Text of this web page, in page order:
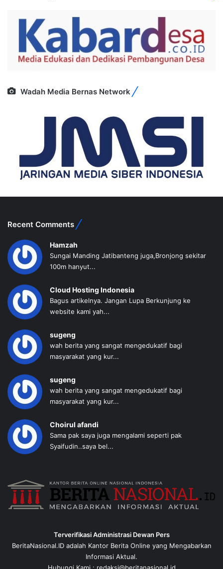
Wadah Media Bernas Network
Recent Comments
Hamzah
Sungai Manding Jatibanteng juga,Bronjong sekitar
100m hanyut...
Cloud Hosting Indonesia
Bagus artikelnya. Jangan Lupa Berkunjung ke
website kami yah...
sugeng
wah berita yang sangat mengedukatif bagi
masyarakat yang kur...
sugeng
wah berita yang sangat mengedukatif bagi
masyarakat yang kur...
Choirul afandi
Sama pak saya juga mengalami seperti pak
Syaifudin..saya bel...
Terverifikasi Administrasi Dewan Pers
BeritaNasional.ID adalah Kantor Berita Online yang Mengabarkan
Informasi Aktual.